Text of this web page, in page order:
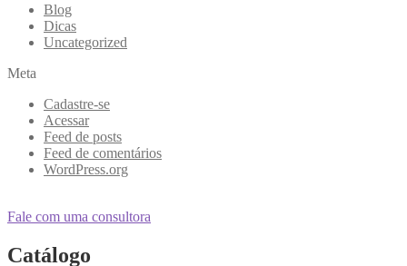
Blog
Dicas
Uncategorized
Meta
Cadastre-se
Acessar
Feed de posts
Feed de comentários
WordPress.org
Fale com uma consultora
Catálogo